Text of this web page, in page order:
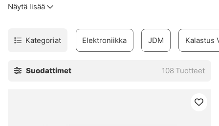
tip! Käytä suodatinta vasemmalla (työpöydällä) tai
herkut! Yritämme aina löytää parhaat tarjoukset tai
lopetetut tuotteet, jotta voimme tarjota mahdollisimman
Näytä lisää
Kategoriat Elektroniikka JDM Kalastus
Suodattimet 108 Tuotteet